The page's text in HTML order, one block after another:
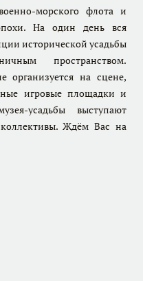
морского флота и
На один день вся
исторической усадьбы
пространством.
организуется на сцене,
игровые площадки и
усадьбы выступают
Ждём Вас на